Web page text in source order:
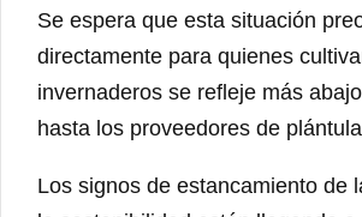
Se espera que esta situación
directamente para quienes
invernaderos se refleje más
hasta los proveedores de
Los signos de estancamiento de